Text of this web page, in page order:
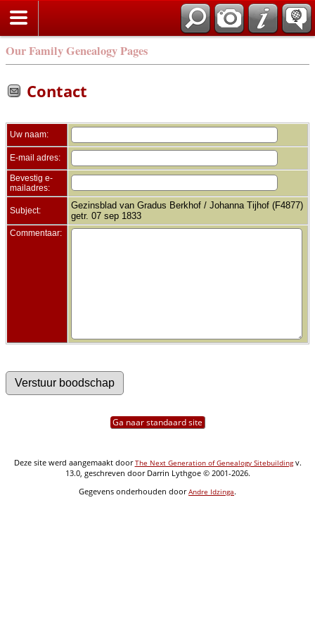
Our Family Genealogy Pages
Contact
Uw naam:
E-mail adres:
Bevestig e-
mailadres:
Subject:
Gezinsblad van Gradus Berkhof / Johanna Tijhof (F4877)
getr. 07 sep 1833
Commentaar:
Ga naar standaard site
Deze site werd aangemaakt doorThe Next Generation of Genealogy Sitebuildingv.
13.0, geschreven door Darrin Lythgoe © 2001-2026.
Gegevens onderhouden doorAndre Idzinga.